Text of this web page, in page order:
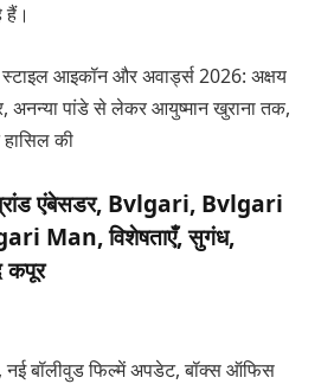
हैं।
स्टाइल आइकॉन और अवार्ड्स 2026: अक्षय
अनन्या पांडे से लेकर आयुष्मान खुराना तक,
की
ब्रांड एंबेसडर, Bvlgari, Bvlgari
Man, विशेषताएँ, सुगंध,
कपूर
नई बॉलीवुड फिल्में अपडेट, बॉक्स ऑफिस